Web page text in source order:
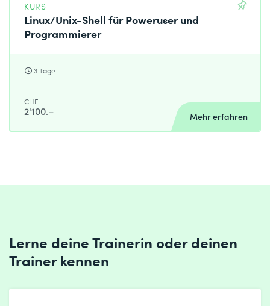
KURS
Linux/Unix-Shell für Poweruser und
Programmierer
3 Tage
CHF
2'100.– Mehr erfahren
Lerne deine Trainerin oder deinen
Trainer kennen